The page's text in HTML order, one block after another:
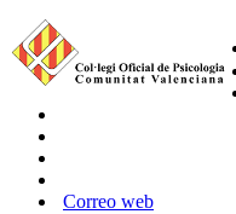
Correo web